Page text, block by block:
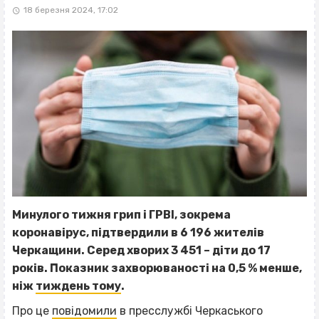
18 березня 2024, 17:02
Минулого тижня грип і ГРВІ, зокрема
коронавірус, підтвердили в 6 196 жителів
Черкащини. Серед хворих 3 451 – діти до 17
років. Показник захворюваності на 0,5 % менше,
ніж тиждень тому.
Про це повідомили в пресслужбі Черкаського